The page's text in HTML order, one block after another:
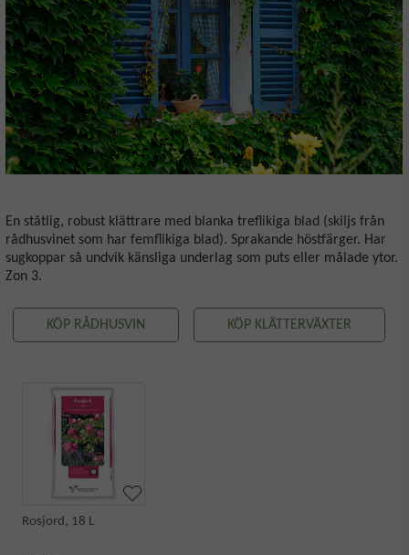
En ståtlig, robust klättrare med blanka treflikiga blad (skiljs från
rådhusvinet som har femflikiga blad). Sprakande höstfärger. Har
sugkoppar så undvik känsliga underlag som puts eller målade ytor.
Zon 3.
KÖP RÅDHUSVIN KÖP KLÄTTERVÄXTER
Rosjord, 18 L